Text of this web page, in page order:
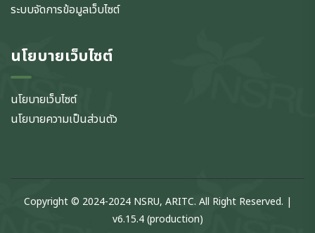
ระบบจัดการข้อมูลเว็บไซต์
นโยบายเว็บไซต์
นโยบายเว็บไซต์
นโยบายความเป็นส่วนตัว
Copyright © 2024-2024 NSRU, ARITC. All Right Reserved. |
v6.15.4 (production)